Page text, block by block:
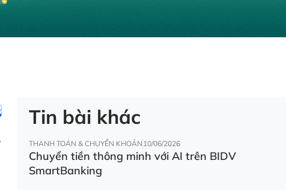
Tin bài khác
THANH TOÁN & CHUYỂN KHOẢN 10/06/2026
Chuyển tiền thông minh với AI trên BIDV
SmartBanking